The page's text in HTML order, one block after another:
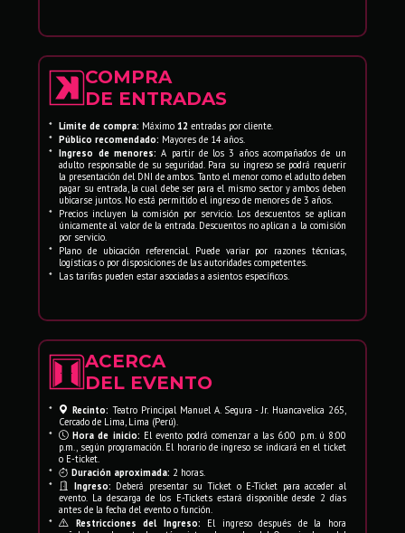
COMPRA
DE ENTRADAS
* Límite de compra: Máximo12 entradas por cliente.
* Público recomendado: Mayores de 14 años.
* Ingreso de menores: A partir de los 3 años acompañados de un
adulto responsable de su seguridad. Para su ingreso se podrá requerir
la presentación del DNI de ambos. Tanto el menor como el adulto deben
pagar su entrada, la cual debe ser para el mismo sector y ambos deben
ubicarse juntos. No está permitido el ingreso de menores de 3 años.
* Precios incluyen la comisión por servicio. Los descuentos se aplican
únicamente al valor de la entrada. Descuentos no aplican a la comisión
por servicio.
* Plano de ubicación referencial. Puede variar por razones técnicas,
logísticas o por disposiciones de las autoridades competentes.
* Las tarifas pueden estar asociadas a asientos específicos.
ACERCA
DEL EVENTO
* Recinto: Teatro Principal Manuel A. Segura - Jr. Huancavelica 265,
Cercado de Lima, Lima (Perú).
*
Hora de inicio: El evento podrá comenzar a las 6:00 p.m. ú 8:00
p.m., según programación. El horario de ingreso se indicará en el ticket
o E-ticket.
*
Duración aproximada: 2 horas.
*
Ingreso: Deberá presentar su Ticket o E-Ticket para acceder al
evento. La descarga de los E-Tickets estará disponible desde 2 días
antes de la fecha del evento o función.
*
Restricciones del Ingreso: El ingreso después de la hora